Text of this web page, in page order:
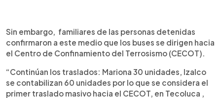
Sin embargo, familiares de las personas detenidas
confirmaron a este medio que los buses se dirigen hacia
el Centro de Confinamiento del Terrosismo (CECOT).
“Continúan los traslados: Mariona 30 unidades, Izalco
se contabilizan 60 unidades por lo que se considera el
primer traslado masivo hacia el CECOT, en Tecoluca ,